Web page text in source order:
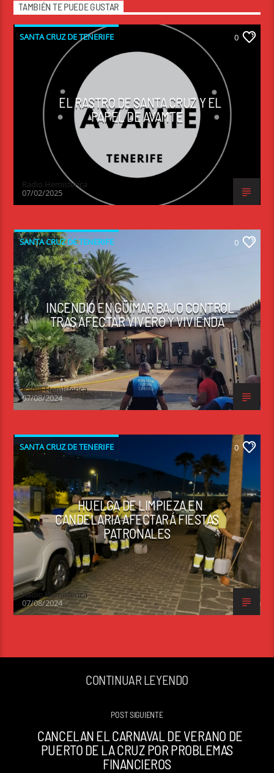
TAMBIÉN TE PUEDE GUSTAR
SANTA CRUZ DE TENERIFE 0
EL RASTRO DE SANTA CRUZ Y EL
PAPEL DE AVAMTE
Radio Hemisferica
07/02/2025
SANTA CRUZ DE TENERIFE 0
INCENDIO EN GÜÍMAR BAJO CONTROL
TRAS AFECTAR VIVERO Y VIVIENDA
Radio Hemisferica
07/08/2024
SANTA CRUZ DE TENERIFE 0
HUELGA DE LIMPIEZA EN
CANDELARIA AFECTARÁ FIESTAS
PATRONALES
Radio Hemisferica
07/08/2024
CONTINUAR LEYENDO
POST SIGUIENTE
CANCELAN EL CARNAVAL DE VERANO DE
PUERTO DE LA CRUZ POR PROBLEMAS
FINANCIEROS